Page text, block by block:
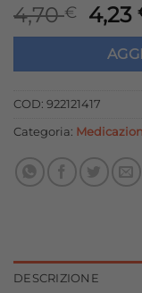
4,70€
Il
era:
4,70
4,23
COD: 922121417
Categoria:
DESCRIZIONE